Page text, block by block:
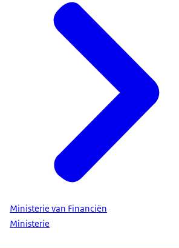
Ministerie van Financiën
Ministerie